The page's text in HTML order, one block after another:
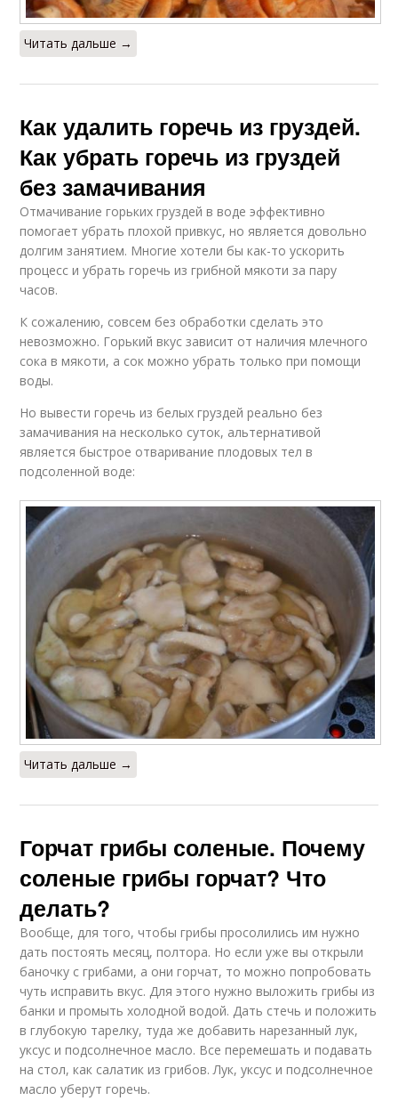
Читать дальше →
Как удалить горечь из груздей.
Как убрать горечь из груздей
без замачивания
Отмачивание горьких груздей в воде эффективно
помогает убрать плохой привкус, но является довольно
долгим занятием. Многие хотели бы как-то ускорить
процесс и убрать горечь из грибной мякоти за пару
часов.
К сожалению, совсем без обработки сделать это
невозможно. Горький вкус зависит от наличия млечного
сока в мякоти, а сок можно убрать только при помощи
воды.
Но вывести горечь из белых груздей реально без
замачивания на несколько суток, альтернативой
является быстрое отваривание плодовых тел в
подсоленной воде:
Читать дальше →
Горчат грибы соленые. Почему
соленые грибы горчат? Что
делать?
Вообще, для того, чтобы грибы просолились им нужно
дать постоять месяц, полтора. Но если уже вы открыли
баночку с грибами, а они горчат, то можно попробовать
чуть исправить вкус. Для этого нужно выложить грибы из
банки и промыть холодной водой. Дать стечь и положить
в глубокую тарелку, туда же добавить нарезанный лук,
уксус и подсолнечное масло. Все перемешать и подавать
на стол, как салатик из грибов. Лук, уксус и подсолнечное
масло уберут горечь.